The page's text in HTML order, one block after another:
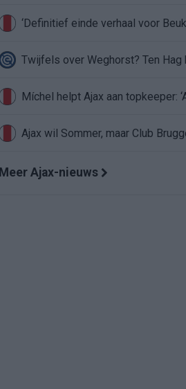
‘Definitief einde verhaal voor
Twijfels over Weghorst? Ten
Míchel helpt Ajax aan topkeeper:
Ajax wil Sommer, maar Club
Meer Ajax-nieuws